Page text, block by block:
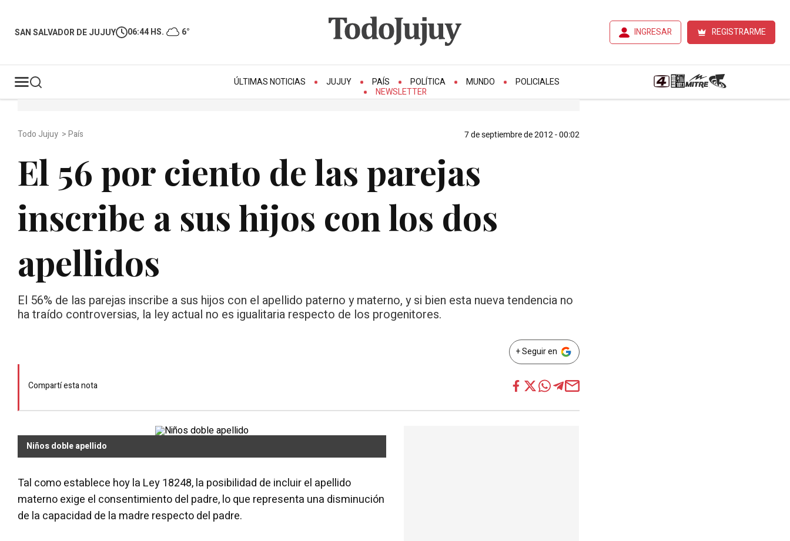
SAN SALVADOR DE JUJUY 06:44 HS. 6° INGRESAR REGISTRARME
ÚLTIMAS NOTICIAS JUJUY PAÍS POLÍTICA MUNDO
POLICIALES
NEWSLETTER
Todo Jujuy >País 7 de septiembre de 2012 - 00:02
El 56 por ciento de las parejas
inscribe a sus hijos con los dos
apellidos
El 56% de las parejas inscribe a sus hijos con el apellido paterno y materno, y si bien esta nueva tendencia no
ha traído controversias, la ley actual no es igualitaria respecto de los progenitores.
+ Seguir en
Compartí esta nota
Niños doble apellido
Tal como establece hoy la Ley 18248, la posibilidad de incluir el apellido
materno exige el consentimiento del padre, lo que representa una disminución
de la capacidad de la madre respecto del padre.